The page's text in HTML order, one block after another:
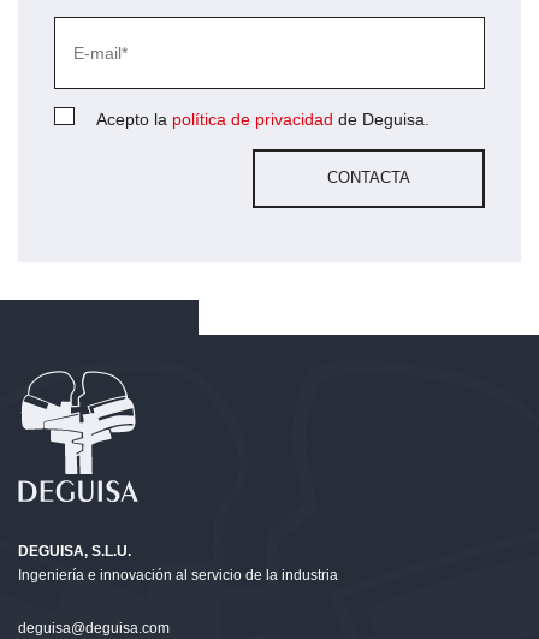
Acepto la política de privacidad de Deguisa.
DEGUISA, S.L.U.
Ingeniería e innovación al servicio de la industria
deguisa@deguisa.com